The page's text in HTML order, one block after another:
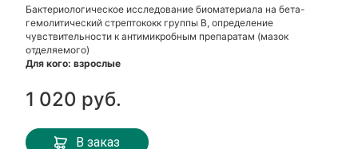
Бактериологическое исследование биоматериала на бета-
гемолитический стрептококк группы В, определение
чувствительности к антимикробным препаратам (мазок
отделяемого)
Для кого: взрослые
1 020 руб.
В заказ